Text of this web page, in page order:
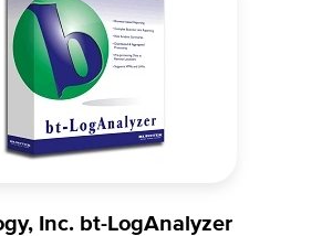
Inc. bt-LogAnalyzer